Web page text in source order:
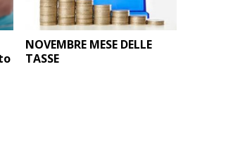
NOVEMBRE MESE DELLE
TASSE